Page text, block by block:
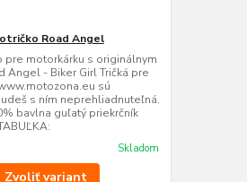
Road Angel
pre motorkárku s originálnym
Angel - Biker Girl Tričká pre
sú
s ním neprehliadnuteľná.
bavlna guľatý priekrčník
Skladom
Zvoliť variant